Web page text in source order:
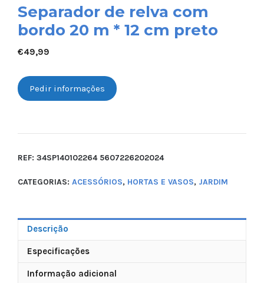
Separador de relva com
bordo 20 m * 12 cm preto
€49,99
Pedir informações
REF: 34SP140102264 5607226202024
CATEGORIAS: ACESSÓRIOS, HORTAS E VASOS, JARDIM
Descrição
Especificações
Informação adicional